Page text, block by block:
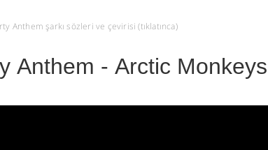
Anthem şarkı sözleri ve çevirisi (tıklatınca)
Anthem - Arctic Monkeys